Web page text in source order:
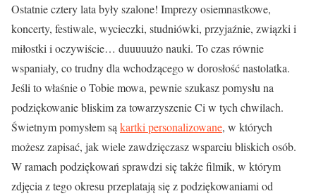
Ostatnie cztery lata były szalone! Imprezy osiemnastkowe,
koncerty, festiwale, wycieczki, studniówki, przyjaźnie, związki i
miłostki i oczywiście… duuuuużo nauki. To czas równie
wspaniały, co trudny dla wchodzącego w dorosłość nastolatka.
Jeśli to właśnie o Tobie mowa, pewnie szukasz pomysłu na
podziękowanie bliskim za towarzyszenie Ci w tych chwilach.
Świetnym pomysłem są kartki personalizowane, w których
możesz zapisać, jak wiele zawdzięczasz wsparciu bliskich osób.
W ramach podziękowań sprawdzi się także filmik, w którym
zdjęcia z tego okresu przeplatają się z podziękowaniami od